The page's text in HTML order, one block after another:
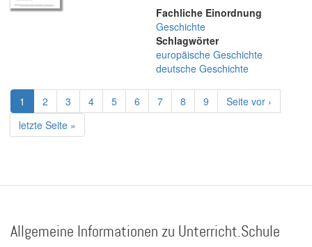
Fachliche Einordnung
Geschichte
Schlagwörter
europäische Geschichte
deutsche Geschichte
Seitennummerierung
Aktuelle
Seite
1 Page
2 Page
3 Page
4 Page
5 Page
6 Page
7 Page
8 Page
9
Nächste
Seite
Seite vor ›
Letzte
Seite
letzte Seite »
Allgemeine Informationen zu Unterricht.Schule